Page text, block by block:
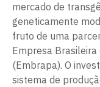
mercado de
geneticamente
fruto de uma
Empresa Brasileira
(Embrapa). O
sistema de